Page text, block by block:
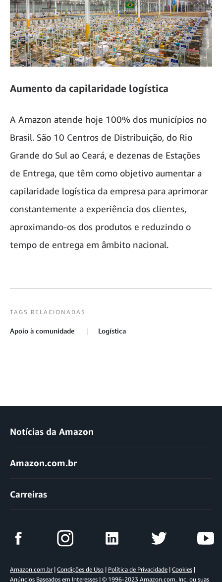
Aumento da capilaridade logística
A Amazon atende hoje 100% dos municípios no
Brasil. São 10 Centros de Distribuição, do Rio
Grande do Sul ao Ceará, e dezenas de Estações
de Entrega, que têm como objetivo aumentar a
capilaridade logística da empresa para aprimorar
constantemente a experiência dos clientes,
aproximando-os dos produtos e reduzindo o
tempo de entrega em âmbito nacional.
TAGS RELACIONADAS
Apoio à comunidade Logística
Notícias da Amazon
Amazon.com.br
Carreiras
Amazon.com.br| Condições de Uso | Política de Privacidade | Cookies |
Anúncios Baseados em Interesses | © 1996-2023 Amazon.com, Inc. ou suas